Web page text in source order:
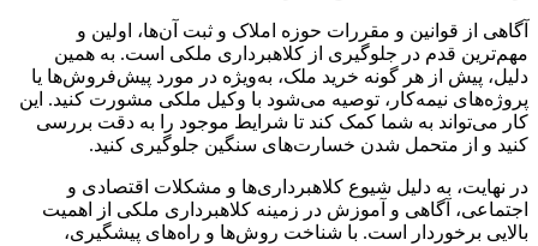
آگاهی از قوانین و مقررات حوزه املاک و ثبت آن‌ها، اولین و
مهم‌ترین قدم در جلوگیری از کلاهبرداری ملکی است. به همین
دلیل، پیش از هر گونه خرید ملک، به‌ویژه در مورد پیش‌فروش‌ها یا
پروژه‌های نیمه‌کار، توصیه می‌شود با وکیل ملکی مشورت کنید. این
کار می‌تواند به شما کمک کند تا شرایط موجود را به دقت بررسی
کنید و از متحمل شدن خسارت‌های سنگین جلوگیری کنید.
در نهایت، به دلیل شیوع کلاهبرداری‌ها و مشکلات اقتصادی و
اجتماعی، آگاهی و آموزش در زمینه کلاهبرداری ملکی از اهمیت
بالایی برخوردار است. با شناخت روش‌ها و راه‌های پیشگیری،